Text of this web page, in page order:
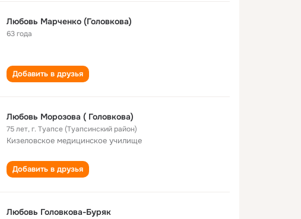
Любовь Марченко (Головкова)
63 года
Добавить в друзья
Любовь Морозова ( Головкова)
75 лет,г. Туапсе (Туапсинский район)
Кизеловское медицинское училище
Добавить в друзья
Любовь Головкова-Буряк